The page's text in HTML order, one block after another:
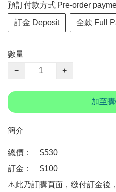
預訂付款方式 Pre-order
訂金 Deposit 全款 Full
數量
−
+
加至
簡介
總價：　$530
訂金：　$100
⚠️此乃訂購頁面，繳付訂金後